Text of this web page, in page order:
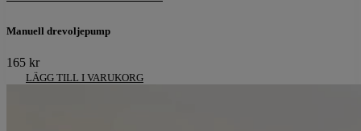
Manuell drevoljepump
165 kr
LÄGG TILL I VARUKORG